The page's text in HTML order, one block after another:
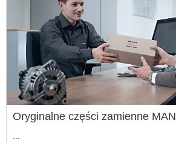
Oryginalne części zamienne MAN